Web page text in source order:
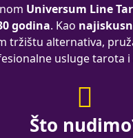
Universum Line
godina. Kao
tržištu alternativa,
usluge tarota
Što